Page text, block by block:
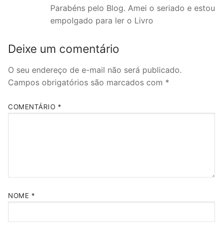
Parabéns pelo Blog. Amei o seriado e estou
empolgado para ler o Livro
Deixe um comentário
O seu endereço de e-mail não será publicado.
Campos obrigatórios são marcados com *
COMENTÁRIO *
NOME *